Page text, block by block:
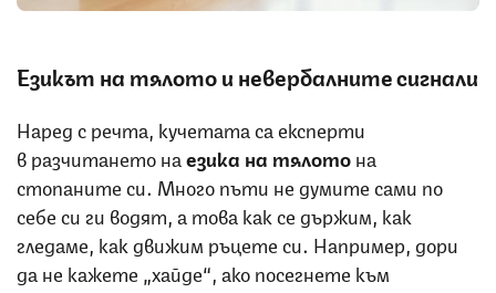
Езикът на тялото и невербалните сигнали
Наред с речта, кучетата са експерти
в разчитането наезика на тялотона
стопаните си. Много пъти не думите сами по
себе си ги водят, а това как се държим, как
гледаме, как движим ръцете си. Например, дори
да не кажете „хайде“, ако посегнете към